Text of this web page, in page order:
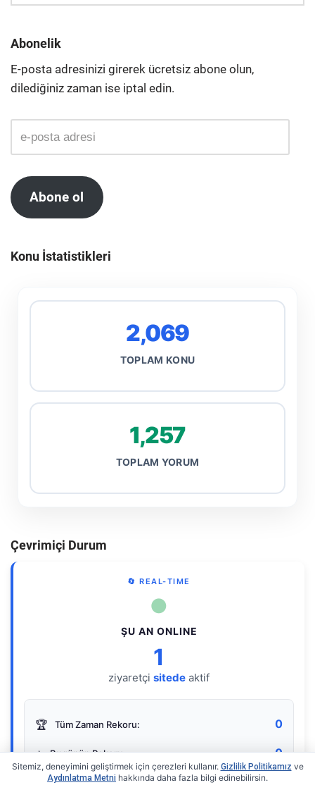
Abonelik
E-posta adresinizi girerek ücretsiz abone olun,
dilediğiniz zaman ise iptal edin.
Abone ol
Konu İstatistikleri
2,069
TOPLAM KONU
1,257
TOPLAM YORUM
Çevrimiçi Durum
🔄 REAL-TIME
●
ŞU AN ONLINE
1
ziyaretçi sitede aktif
🏆 Tüm Zaman Rekoru: 0
⭐ Bugünün Rekoru: 0
Sitemiz, deneyimini geliştirmek için çerezleri kullanır. Gizlilik Politikamız ve
Aydınlatma Metni hakkında daha fazla bilgi edinebilirsin.